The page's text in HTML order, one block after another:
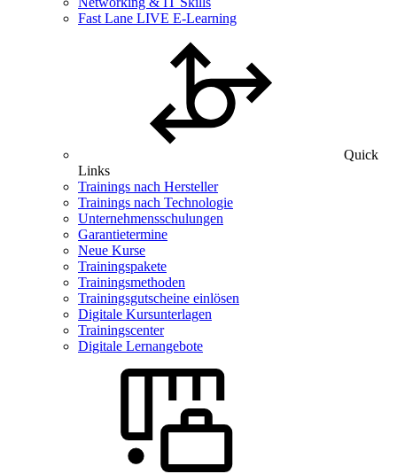
Fast Lane LIVE E-Learning
Quick
Links
Trainings nach Hersteller
Trainings nach Technologie
Unternehmensschulungen
Garantietermine
Neue Kurse
Trainingspakete
Trainingsmethoden
Trainingsgutscheine einlösen
Digitale Kursunterlagen
Trainingscenter
Digitale Lernangebote